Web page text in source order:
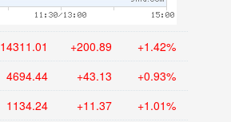
14311.01 +200.89 +1.42%
4694.44 +43.13 +0.93%
1134.24 +11.37 +1.01%